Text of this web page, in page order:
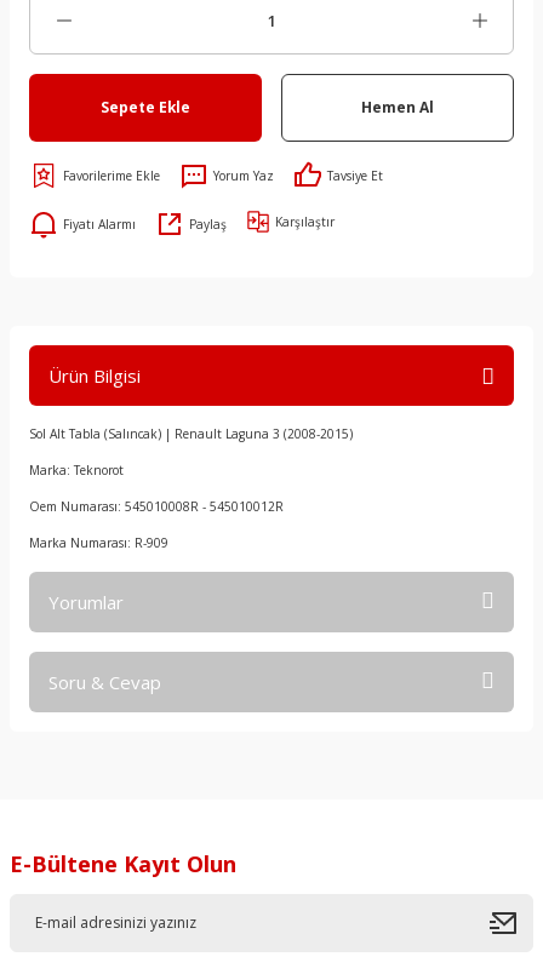
Sepete Ekle Hemen Al
Yorum Yaz Tavsiye Et
Fiyatı Alarmı Paylaş Karşılaştır
Ürün Bilgisi
Sol Alt Tabla (Salıncak) | Renault Laguna 3 (2008-2015)
Marka: Teknorot
Oem Numarası: 545010008R - 545010012R
Marka Numarası: R-909
Yorumlar
Soru & Cevap
E-Bültene Kayıt Olun